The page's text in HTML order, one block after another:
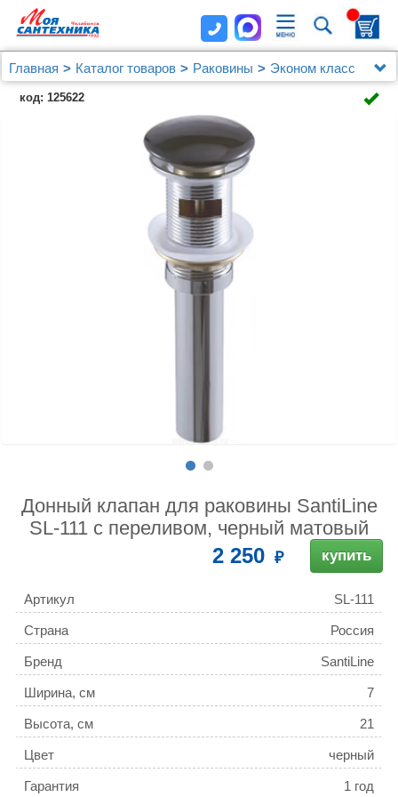
Главная Каталог товаров Раковины
Эконом класс
Донный клапан для раковины SantiLine SL-111 с
переливом, черный матовый
код: 125622
Донный клапан для раковины SantiLine
SL-111 с переливом, черный матовый
2 250 купить
Артикул SL-111
Страна Россия
Бренд SantiLine
Ширина, см 7
Высота, см 21
Цвет черный
Гарантия 1 год